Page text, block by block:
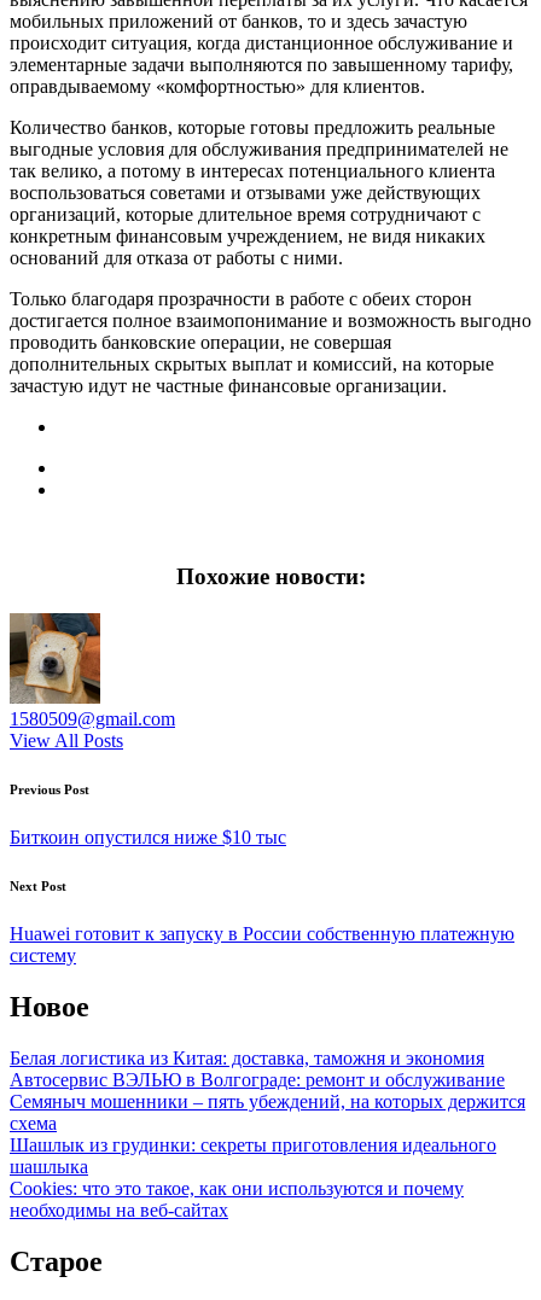
мобильных приложений от банков, то и здесь зачастую
происходит ситуация, когда дистанционное обслуживание и
элементарные задачи выполняются по завышенному тарифу,
оправдываемому «комфортностью» для клиентов.
Количество банков, которые готовы предложить реальные
выгодные условия для обслуживания предпринимателей не
так велико, а потому в интересах потенциального клиента
воспользоваться советами и отзывами уже действующих
организаций, которые длительное время сотрудничают с
конкретным финансовым учреждением, не видя никаких
оснований для отказа от работы с ними.
Только благодаря прозрачности в работе с обеих сторон
достигается полное взаимопонимание и возможность выгодно
проводить банковские операции, не совершая
дополнительных скрытых выплат и комиссий, на которые
зачастую идут не частные финансовые организации.
Похожие новости:
1580509@gmail.com
View All Posts
Post
navigation
Previous Post
Биткоин опустился ниже $10 тыс
Next Post
Huawei готовит к запуску в России собственную платежную
систему
Новое
Белая логистика из Китая: доставка, таможня и экономия
Автосервис ВЭЛЬЮ в Волгограде: ремонт и обслуживание
Семяныч мошенники – пять убеждений, на которых держится
схема
Шашлык из грудинки: секреты приготовления идеального
шашлыка
Cookies: что это такое, как они используются и почему
необходимы на веб-сайтах
Старое